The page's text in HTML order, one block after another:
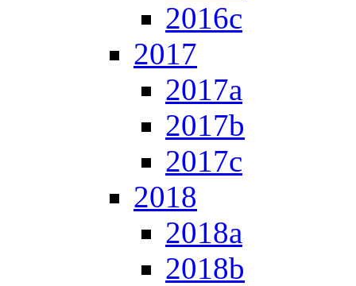
2016c
2017
2017a
2017b
2017c
2018
2018a
2018b